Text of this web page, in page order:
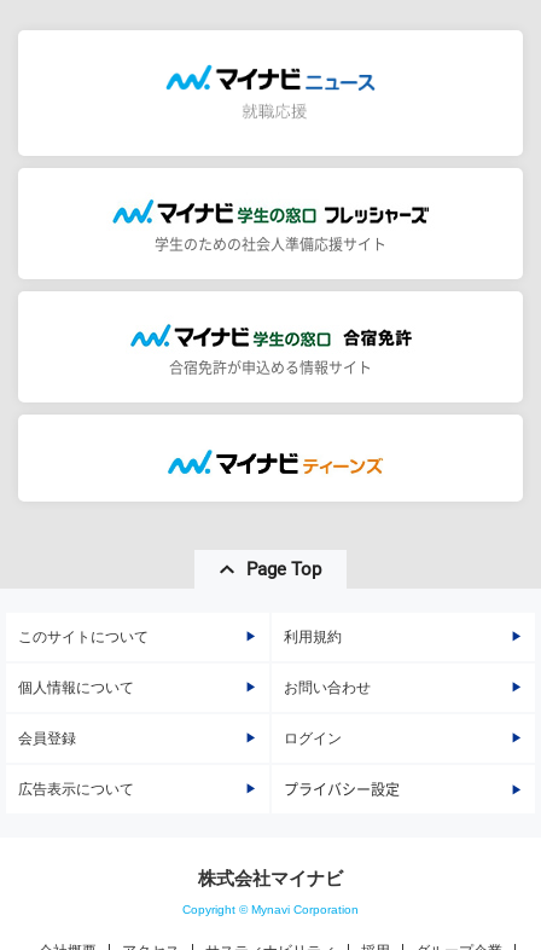
学生のための社会人準備応援サイト
合宿免許が申込める情報サイト
Page Top
このサイトについて 利用規約
個人情報について お問い合わせ
会員登録 ログイン
広告表示について プライバシー設定
株式会社マイナビ
Copyright © Mynavi Corporation